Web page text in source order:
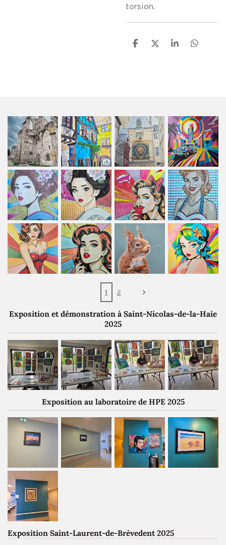
torsion.
P
P
P
P
1 2
Exposition et démonstration à Saint-Nicolas-de-la-Haie
2025
Exposition au laboratoire de HPE 2025
Exposition Saint-Laurent-de-Brèvedent 2025